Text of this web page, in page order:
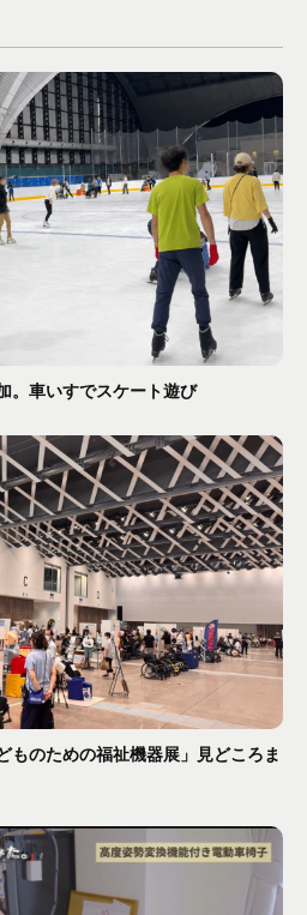
。車いすでスケート遊び
ものための福祉機器展」見どころま